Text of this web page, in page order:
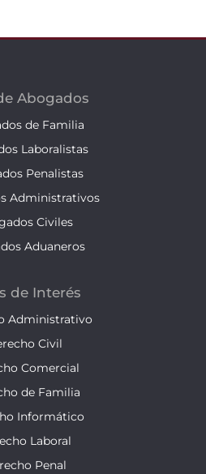
Abogados
de Familia
Laboralistas
Penalistas
Administrativos
Civiles
Aduaneros
de Interés
Administrativo
Civil
Comercial
de Familia
Informático
Laboral
Penal